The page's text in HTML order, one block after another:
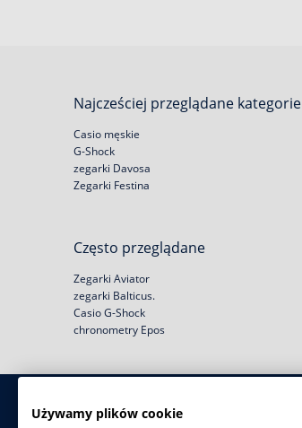
Najcześciej przeglądane kategorie
Casio męskie
G-Shock
zegarki Davosa
Zegarki Festina
Często przeglądane
Zegarki Aviator
zegarki Balticus.
Casio G-Shock
chronometry Epos
Zakupy
Używamy plików cookie